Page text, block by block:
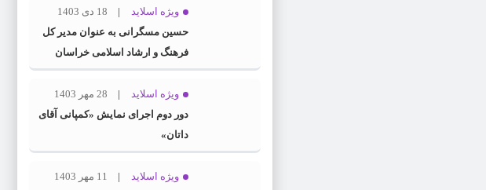
ویژه اسلاید
18 دی 1403
حسین مسگرانی به عنوان مدیر کل
فرهنگ و ارشاد اسلامی خراسان
رضوی معرفی شد
ویژه اسلاید
28 مهر 1403
دور دوم اجرای نمایش «کمپانی آقای
داتان»
ویژه اسلاید
11 مهر 1403